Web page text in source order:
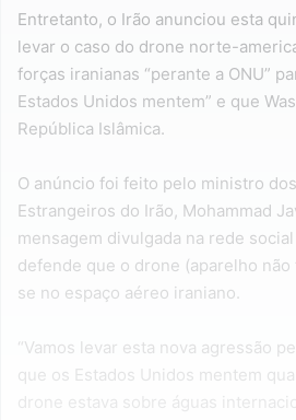
Entretanto, o Irão anunciou esta
levar o caso do drone norte-
forças iranianas “perante a ONU”
Estados Unidos mentem” e que
República Islâmica.
O anúncio foi feito pelo ministro
Estrangeiros do Irão, Mohammad
mensagem divulgada na rede
defende que o drone (aparelho
se no espaço aéreo iraniano.
“Vamos levar esta nova agressão
que os Estados Unidos mentem